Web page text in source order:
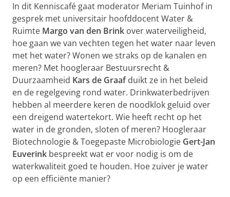
In dit Kenniscafé gaat moderator Meriam Tuinhof in
gesprek met universitair hoofddocent Water &
Ruimte Margo van den Brink over waterveiligheid,
hoe gaan we van vechten tegen het water naar leven
met het water? Wonen we straks op de kanalen en
meren? Met hoogleraar Bestuursrecht &
Duurzaamheid Kars de Graafduikt ze in het beleid
en de regelgeving rond water. Drinkwaterbedrijven
hebben al meerdere keren de noodklok geluid over
een dreigend watertekort. Wie heeft recht op het
water in de gronden, sloten of meren? Hoogleraar
Biotechnologie & Toegepaste Microbiologie Gert-Jan
Euverink bespreekt wat er voor nodig is om de
waterkwaliteit goed te houden. Hoe zuiver je water
op een efficiënte manier?